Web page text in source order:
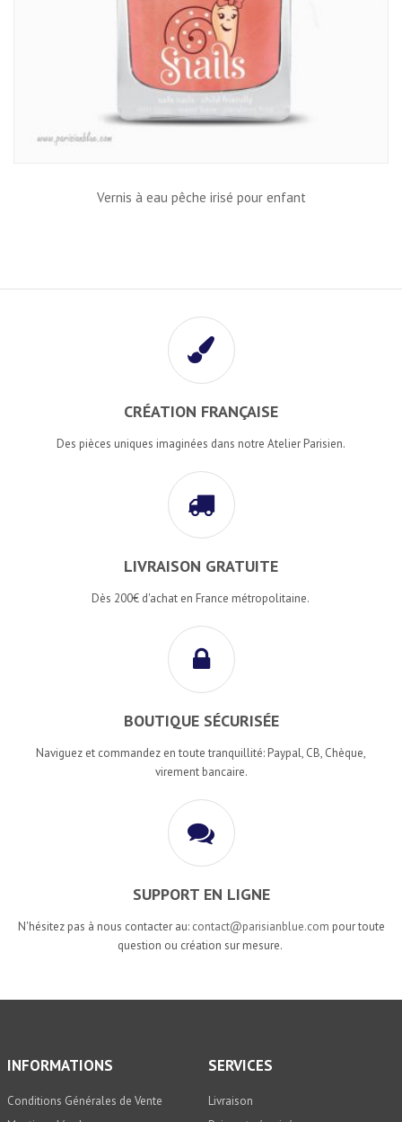
Vernis à eau pêche irisé pour enfant
CRÉATION FRANÇAISE
Des pièces uniques imaginées dans notre Atelier Parisien.
LIVRAISON GRATUITE
Dès 200€ d'achat en France métropolitaine.
BOUTIQUE SÉCURISÉE
Naviguez et commandez en toute tranquillité: Paypal, CB, Chèque,
virement bancaire.
SUPPORT EN LIGNE
N'hésitez pas à nous contacter au: contact@parisianblue.com pour toute
question ou création sur mesure.
INFORMATIONS
Conditions Générales de Vente
SERVICES
Livraison